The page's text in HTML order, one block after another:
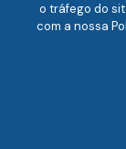
Câmara
o tráfego do
com a nossa